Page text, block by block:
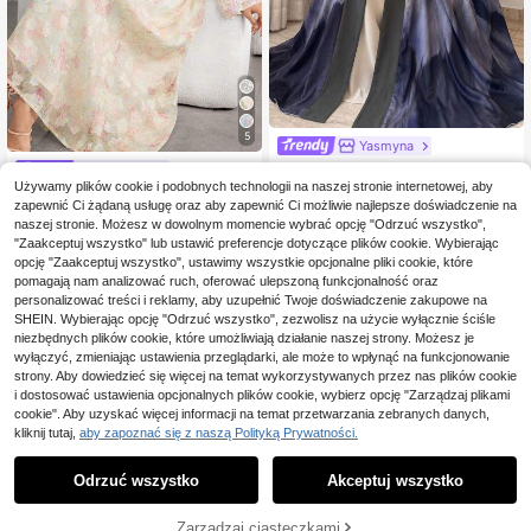
5
Magazyn UE Yasmyna Elegancka da
mska sukienka z długim rękawem i
kwiatowym nadrukiem, rozkloszow
ana, z ozdobnym dekoltem
146,00zł
4-5 dni roboczych
Yasmyna
Yasmyna Damska abaja z tkanego
satynowego materiału z cyfrowym
nadrukiem pozycjonowanym, efekt
em burnout, długim rękawem, fason
em A-line, elegancka, romantyczna
i skromna
123 ,00zł
Używamy plików cookie i podobnych technologii na naszej stronie internetowej, aby
zapewnić Ci żądaną usługę oraz aby zapewnić Ci możliwie najlepsze doświadczenie na
naszej stronie. Możesz w dowolnym momencie wybrać opcję "Odrzuć wszystko",
"Zaakceptuj wszystko" lub ustawić preferencje dotyczące plików cookie. Wybierając
opcję "Zaakceptuj wszystko", ustawimy wszystkie opcjonalne pliki cookie, które
pomagają nam analizować ruch, oferować ulepszoną funkcjonalność oraz
personalizować treści i reklamy, aby uzupełnić Twoje doświadczenie zakupowe na
SHEIN. Wybierając opcję "Odrzuć wszystko", zezwolisz na użycie wyłącznie ściśle
niezbędnych plików cookie, które umożliwiają działanie naszej strony. Możesz je
wyłączyć, zmieniając ustawienia przeglądarki, ale może to wpłynąć na funkcjonowanie
strony. Aby dowiedzieć się więcej na temat wykorzystywanych przez nas plików cookie
i dostosować ustawienia opcjonalnych plików cookie, wybierz opcję "Zarządzaj plikami
cookie". Aby uzyskać więcej informacji na temat przetwarzania zebranych danych,
kliknij tutaj, aby zapoznać się z naszą Polityką Prywatności.
Odrzuć wszystko Akceptuj wszystko
Zarządzaj ciasteczkami